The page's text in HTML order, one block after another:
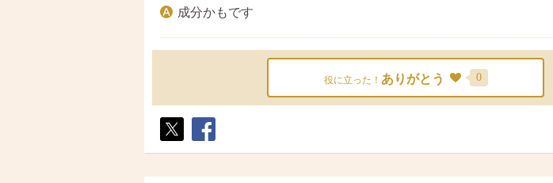
成分かもです
役に立った！ ありがとう 0
ト
ア